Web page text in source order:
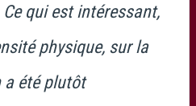
qui est intéressant,
physique, sur la
a été plutôt